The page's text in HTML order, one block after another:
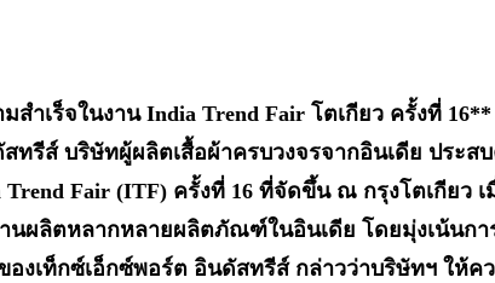
ำเร็จในงาน India Trend Fair โตเกียว ครั้งที่ 16**
ทรีส์ บริษัทผู้ผลิตเสื้อผ้าครบวงจรจากอินเดีย ประส
Fair (ITF) ครั้งที่ 16 ที่จัดขึ้น ณ กรุงโตเกียว
นผลิตหลากหลายผลิตภัณฑ์ในอินเดีย โดยมุ่งเน้นกา
งเท็กซ์เอ็กซ์พอร์ต อินดัสทรีส์ กล่าวว่าบริษัทฯ ให้ค